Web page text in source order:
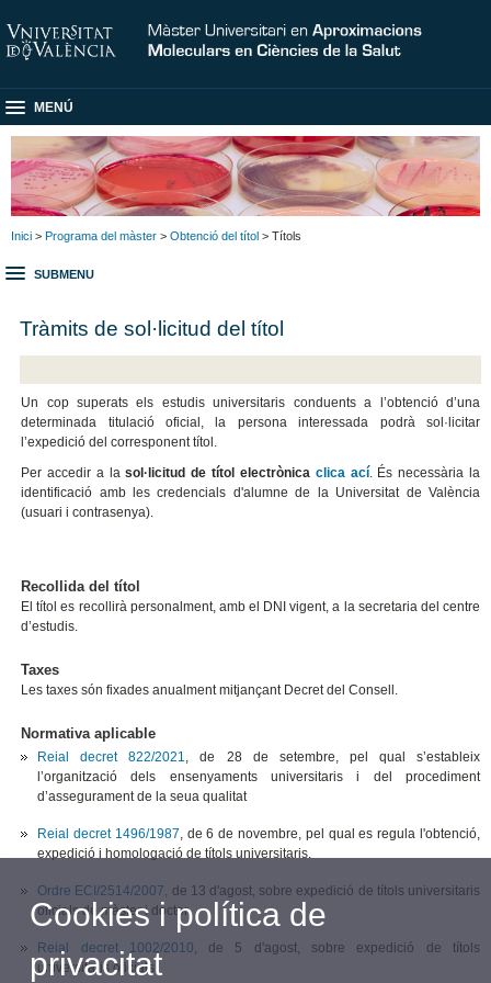
MENÚ
Inici > Programa del màster > Obtenció del títol > Títols
SUBMENU
Tràmits de sol·licitud del títol
Un cop superats els estudis universitaris conduents a l’obtenció d’una
determinada titulació oficial, la persona interessada podrà sol·licitar
l’expedició del corresponent títol.
Per accedir a lasol·licitud de títol electrònica clica ací. És necessària la
identificació amb les credencials d'alumne de la Universitat de València
(usuari i contrasenya).
Recollida del títol
El títol es recollirà personalment, amb el DNI vigent, a la secretaria del centre
d’estudis.
Taxes
Les taxes són fixades anualment mitjançant Decret del Consell.
Normativa aplicable
Reial decret 822/2021, de 28 de setembre, pel qual s’estableix
l’organització dels ensenyaments universitaris i del procediment
d’assegurament de la seua qualitat
Reial decret 1496/1987, de 6 de novembre, pel qual es regula l'obtenció,
expedició i homologació de títols universitaris.
Ordre ECI/2514/2007, de 13 d'agost, sobre expedició de títols universitaris
oficials de màster i doctor.
Reial decret 1002/2010, de 5 d'agost, sobre expedició de títols
universitaris oficials.
Cookies i política de
privacitat